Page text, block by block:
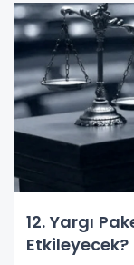
12. Yargı
Etkileyecek?